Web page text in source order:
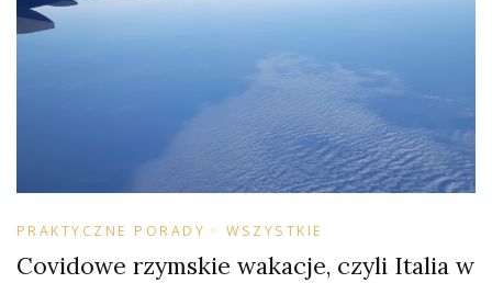
PRAKTYCZNE PORADY WSZYSTKIE
Covidowe rzymskie wakacje, czyli Italia w